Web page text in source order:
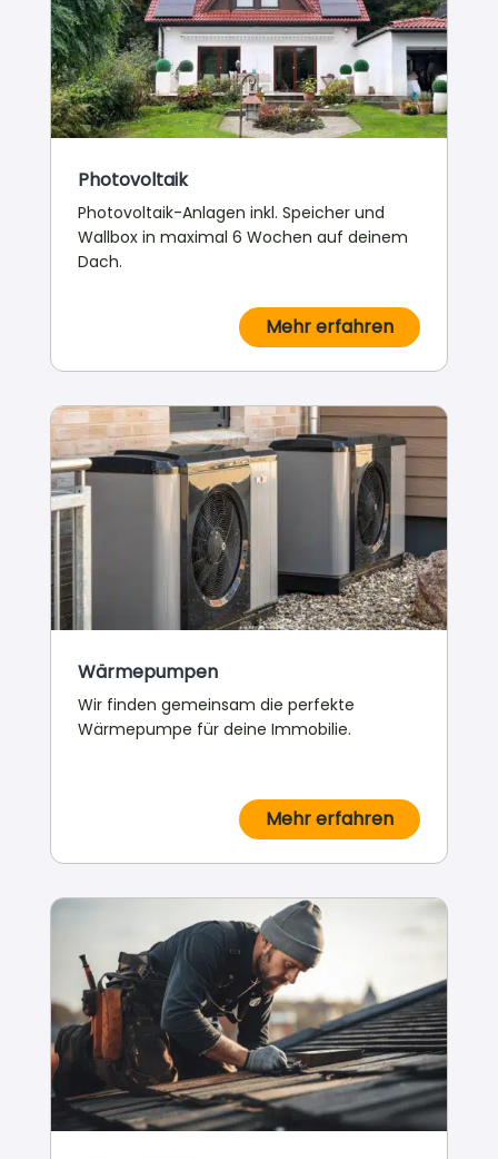
Photovoltaik
Photovoltaik-Anlagen inkl. Speicher und
Wallbox in maximal 6 Wochen auf deinem
Dach.
Mehr erfahren
Wärmepumpen
Wir finden gemeinsam die perfekte
Wärmepumpe für deine Immobilie.
Mehr erfahren